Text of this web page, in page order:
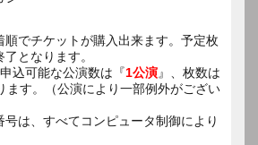
順でチケットが購入出来ます。予定枚
となります。
込可能な公演数は『1公演』、枚数は
ます。（公演により一部例外がござい
号は、すべてコンピュータ制御により